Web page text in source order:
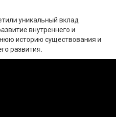
уникальный вклад
внутреннего и
историю существования и
развития.